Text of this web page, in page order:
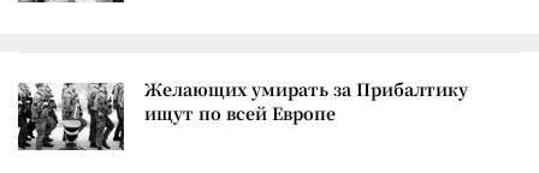
Желающих умирать за Прибалтику
ищут по всей Европе